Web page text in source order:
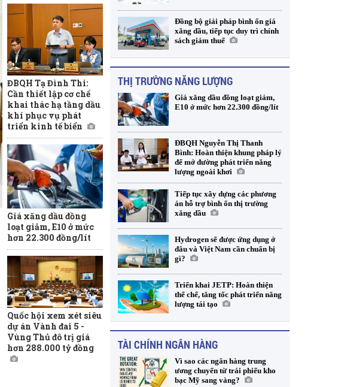
ĐBQH Tạ Đình Thi:
Cần thiết lập cơ chế
khai thác hạ tầng dầu
khí phục vụ phát
triển kinh tế biển
Giá xăng dầu đồng
loạt giảm, E10 ở mức
hơn 22.300 đồng/lít
Quốc hội xem xét siêu
dự án Vành đai 5 -
Vùng Thủ đô trị giá
hơn 288.000 tỷ đồng
Đồng bộ giải pháp bình ổn giá
xăng dầu, tiếp tục duy trì chính
sách giảm thuế
THỊ TRƯỜNG NĂNG LƯỢNG
Giá xăng dầu đồng loạt giảm,
E10 ở mức hơn 22.300 đồng/lít
ĐBQH Nguyễn Thị Thanh
Bình: Hoàn thiện khung pháp lý
để mở đường phát triển năng
lượng ngoài khơi
Tiếp tục xây dựng các phương
án hỗ trợ bình ổn thị trường
xăng dầu
Hydrogen sẽ được ứng dụng ở
đâu và Việt Nam cần chuẩn bị
gì?
Triển khai JETP: Hoàn thiện
thể chế, tăng tốc phát triển năng
lượng tái tạo
TÀI CHÍNH NGÂN HÀNG
Vì sao các ngân hàng trung
ương chuyển từ trái phiếu kho
bạc Mỹ sang vàng?